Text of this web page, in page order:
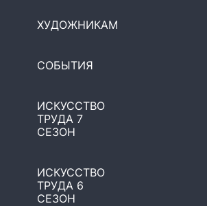
ХУДОЖНИКАМ
СОБЫТИЯ
ИСКУССТВО
ТРУДА 6
СЕЗОН
ИСКУССТВО
ТРУДА 7
СЕЗОН